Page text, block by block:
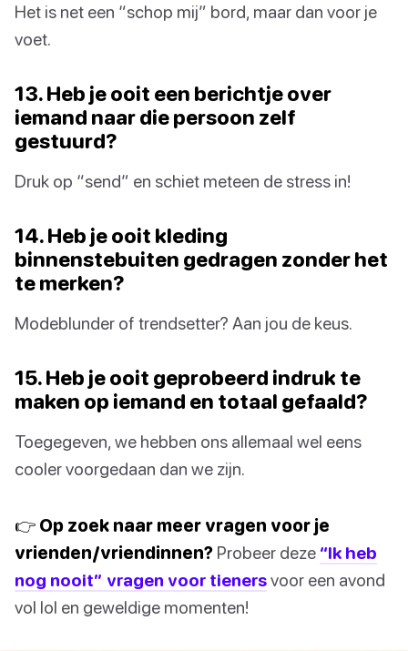
Het is net een “schop mij” bord, maar dan voor je
voet.
13. Heb je ooit een berichtje over
iemand naar die persoon zelf
gestuurd?
Druk op “send” en schiet meteen de stress in!
14. Heb je ooit kleding
binnenstebuiten gedragen zonder het
te merken?
Modeblunder of trendsetter? Aan jou de keus.
15. Heb je ooit geprobeerd indruk te
maken op iemand en totaal gefaald?
Toegegeven, we hebben ons allemaal wel eens
cooler voorgedaan dan we zijn.
👉 Op zoek naar meer vragen voor je
vrienden/vriendinnen? Probeer deze “Ik heb
nog nooit” vragen voor tienersvoor een avond
vol lol en geweldige momenten!